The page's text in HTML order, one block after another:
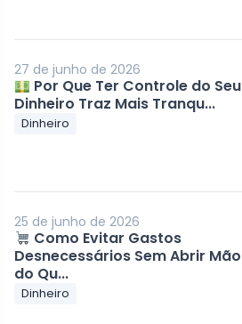
27 de junho de 2026
Por Que Ter Controle do Seu
Dinheiro Traz Mais Tranqu...
Dinheiro
25 de junho de 2026
Como Evitar Gastos
Desnecessários Sem Abrir Mão
do Qu...
Dinheiro